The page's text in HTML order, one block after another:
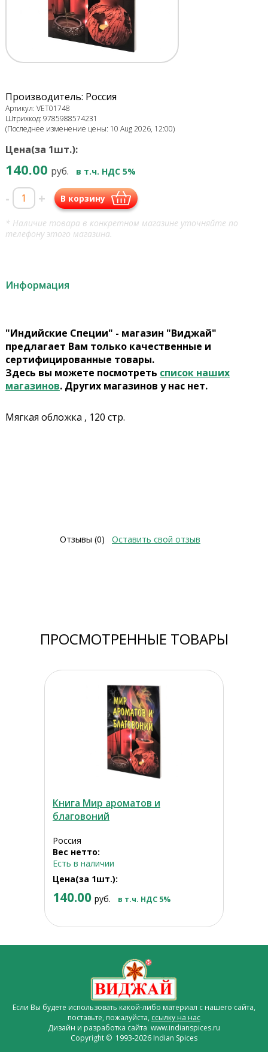
Производитель: Россия
Артикул: VET01748
Штрихкод: 9785988574231
(Последнее изменение цены: 10 Aug 2026, 12:00)
Цена(за 1шт.):
140.00 руб. в т.ч. НДС 5%
- + В корзину
* Наличие товара в конкретном магазине уточняйте по
телефону этого магазина.
Информация
"Индийские Специи" - магазин "Виджай"
предлагает Вам только качественные и
сертифицированные товары.
Здесь вы можете посмотреть список наших
магазинов. Других магазинов у нас нет.
Мягкая обложка , 120 стр.
Отзывы (0) Оставить свой отзыв
ПРОСМОТРЕННЫЕ ТОВАРЫ
Книга Мир ароматов и
благовоний
Россия
Вес нетто:
Есть в наличии
Цена(за 1шт.):
140.00 руб. в т.ч. НДС 5%
Если Вы будете использовать какой-либо материал с нашего сайта,
поставьте, пожалуйста, ссылку на нас
Дизайн и разработка сайта www.indianspices.ru
Copyright © 1993-2026 Indian Spices